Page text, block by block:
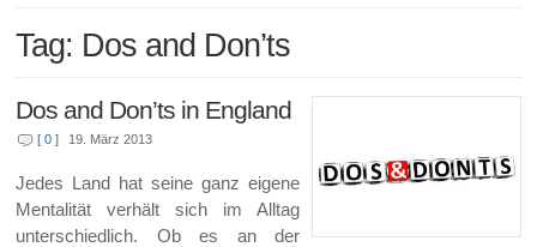
Tag: Dos and Don’ts
Dos and Don’ts in England
[ 0 ] 19. März 2013
Jedes Land hat seine ganz eigene
Mentalität verhält sich im Alltag
unterschiedlich. Ob es an der